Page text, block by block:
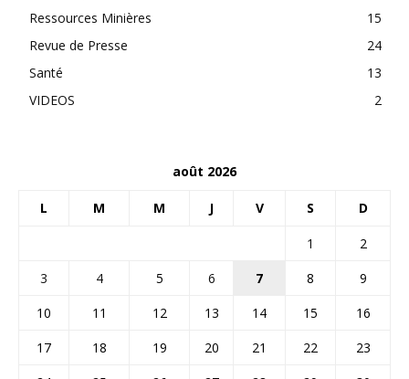
Ressources Minières
15
Revue de Presse
24
Santé
13
VIDEOS
2
août 2026
L M M J V S D
1
2
3
4 5 6 7 8
9
10
11 12 13 14 15
16
17
18 19 20 21 22
23